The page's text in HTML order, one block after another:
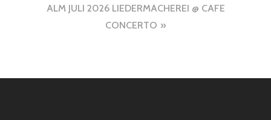
ALM JULI 2026 LIEDERMACHEREI @ CAFE
CONCERTO